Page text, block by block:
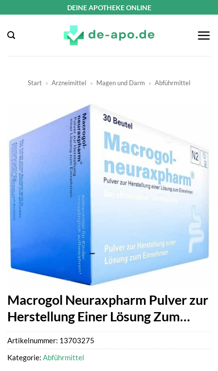
springen
DEINE APOTHEKE ONLINE
Start » Arzneimittel » Magen und Darm » Abführmittel
Macrogol Neuraxpharm Pulver zur
Herstellung Einer Lösung Zum…
Artikelnummer: 13703275
Kategorie: Abführmittel